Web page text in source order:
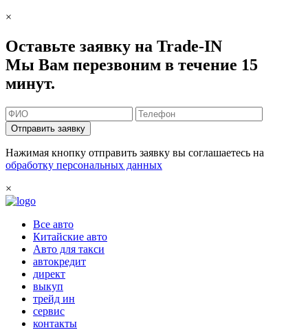
×
Оставьте заявку на Trade-IN
Мы Вам перезвоним в течение 15
минут.
Отправить заявку
Нажимая кнопку отправить заявку вы соглашаетесь на
обработку персональных данных
×
Все авто
Китайские авто
Авто для такси
автокредит
директ
выкуп
трейд ин
сервис
контакты